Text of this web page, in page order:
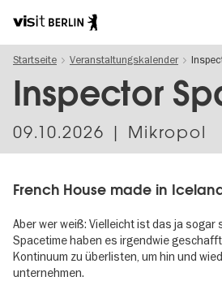
zum
Inhalt
Berlins
offizielles
Tourismusportal
Startseite Veranstaltungskalender
Inspector
09.10.2026 | Mikropol
French House made in
Aber wer weiß: Vielleicht ist das ja sogar
Spacetime haben es irgendwie
Kontinuum zu überlisten, um hin und
unternehmen.